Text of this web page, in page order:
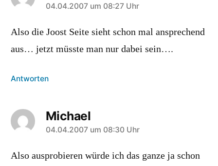
sagt:
04.04.2007 um 08:27 Uhr
Also die Joost Seite sieht schon mal ansprechend
aus… jetzt müsste man nur dabei sein….
Antworten
Michael
sagt:
04.04.2007 um 08:30 Uhr
Also ausprobieren würde ich das ganze ja schon